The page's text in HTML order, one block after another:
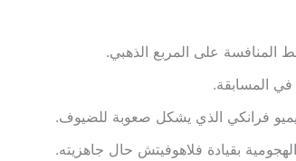
المنافسة على المربع الذهبي.
المسابقة.
فرانكي الذي يشكل صعوبة للضيوف.
بقيادة فلاهوفيتش حال جاهزيته.